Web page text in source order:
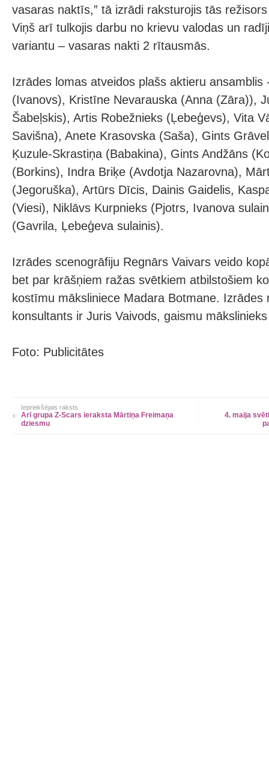
vasaras naktīs,” tā izrādi raksturojis tās
Viņš arī tulkojis darbu no krievu valodas un
variantu – vasaras nakti 2 rītausmās.
Izrādes lomas atveidos plašs aktieru ansamblis
(Ivanovs), Kristīne Nevarauska (Anna (Zāra)),
Šabeļskis), Artis Robežnieks (Ļebeģevs), Vita
Savišna), Anete Krasovska (Saša), Gints
Ķuzule-Skrastiņa (Babakina), Gints Andžāns
(Borkins), Indra Briķe (Avdotja Nazarovna),
(Jegoruška), Artūrs Dīcis, Dainis Gaidelis,
(Viesi), Niklāvs Kurpnieks (Pjotrs, Ivanova
(Gavrila, Ļebeģeva sulainis).
Izrādes scenogrāfiju Regnārs Vaivars veido
bet par krāšņiem ražas svētkiem atbilstošiem
kostīmu māksliniece Madara Botmane. Izrādes
konsultants ir Juris Vaivods, gaismu
Foto: Publicitātes
Iepriekšējais raksts
Arī grupa Z-Scars ieraksta Mārtiņa Freimaņa
dziesmu
4. maija